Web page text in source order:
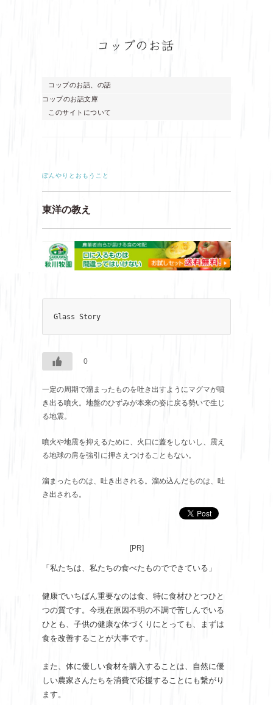
コップのお話、の話
コップのお話文庫
このサイトについて
ぼんやりとおもうこと
東洋の教え
Glass Story
0
一定の周期で溜まったものを吐き出すようにマグマが噴
き出る噴火。地盤のひずみが本来の姿に戻る勢いで生じ
る地震。
噴火や地震を抑えるために、火口に蓋をしないし、震え
る地球の肩を強引に押さえつけることもない。
溜まったものは、吐き出される。溜め込んだものは、吐
き出される。
[PR]
「私たちは、私たちの食べたものでできている」
健康でいちばん重要なのは食、特に食材ひとつひと
つの質です。今現在原因不明の不調で苦しんでいる
ひとも、子供の健康な体づくりにとっても、まずは
食を改善することが大事です。
また、体に優しい食材を購入することは、自然に優
しい農家さんたちを消費で応援することにも繋がり
ます。